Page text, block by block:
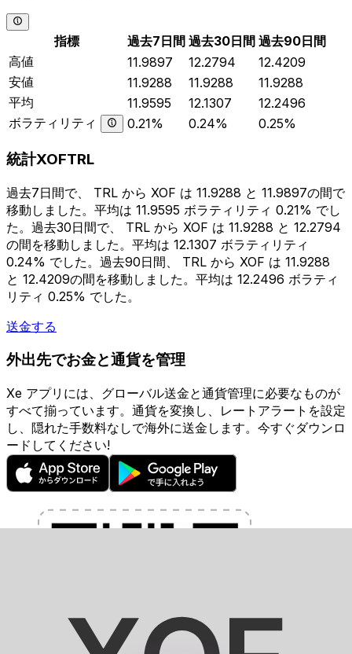
指標 過去7日間 過去30日間 過去90日間
高値
11.9897 12.2794
12.4209
安値
11.9288 11.9288
11.9288
平均
11.9595 12.1307
12.2496
ボラティリティ
0.21% 0.24% 0.25%
統計XOFTRL
過去7日間で、 TRL から XOF は 11.9288 と 11.9897の間で
移動しました。平均は 11.9595 ボラティリティ 0.21% でし
た。過去30日間で、 TRL から XOF は 11.9288 と 12.2794
の間を移動しました。平均は 12.1307 ボラティリティ
0.24% でした。過去90日間、 TRL から XOF は 11.9288
と 12.4209の間を移動しました。平均は 12.2496 ボラティ
リティ 0.25% でした。
送金する
外出先でお金と通貨を管理
Xe アプリには、グローバル送金と通貨管理に必要なものが
すべて揃っています。通貨を変換し、レートアラートを設定
し、隠れた手数料なしで海外に送金します。今すぐダウンロ
ードしてください!